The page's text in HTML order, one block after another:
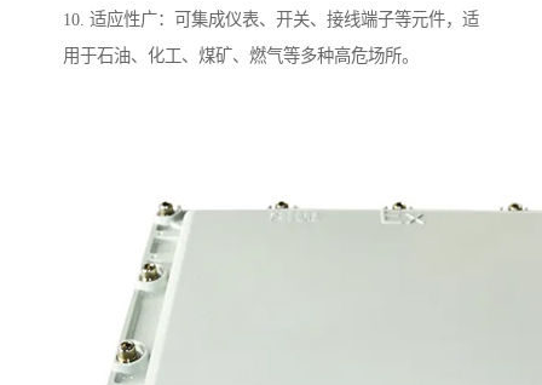
10. 适应性广：可集成仪表、开关、接线端子等元件，适
用于石油、化工、煤矿、燃气等多种高危场所。